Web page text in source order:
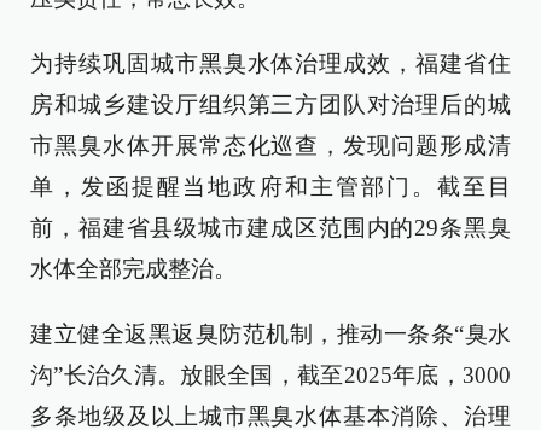
为持续巩固城市黑臭水体治理成效，福建省住
房和城乡建设厅组织第三方团队对治理后的城
市黑臭水体开展常态化巡查，发现问题形成清
单，发函提醒当地政府和主管部门。截至目
前，福建省县级城市建成区范围内的29条黑臭
水体全部完成整治。
建立健全返黑返臭防范机制，推动一条条“臭水
沟”长治久清。放眼全国，截至2025年底，3000
多条地级及以上城市黑臭水体基本消除、治理